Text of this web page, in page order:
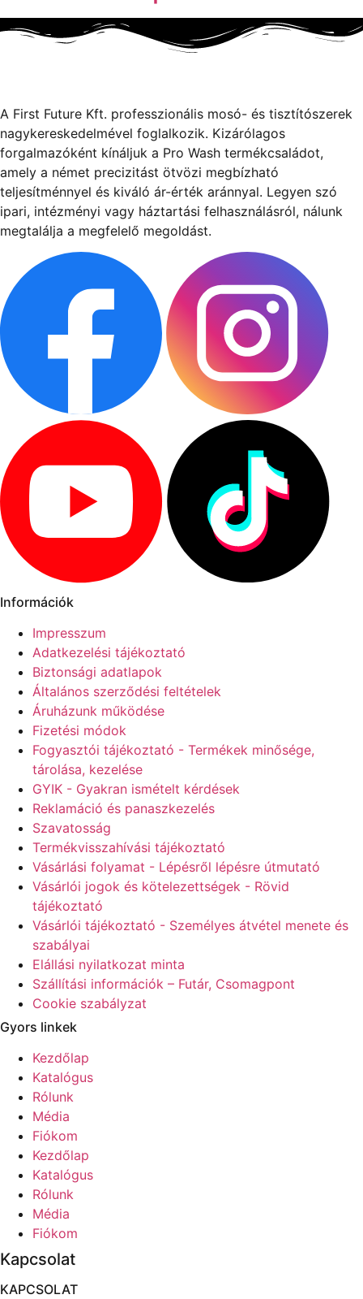
A First Future Kft. professzionális mosó- és tisztítószerek
nagykereskedelmével foglalkozik. Kizárólagos
forgalmazóként kínáljuk a Pro Wash termékcsaládot,
amely a német precizitást ötvözi megbízható
teljesítménnyel és kiváló ár-érték aránnyal. Legyen szó
ipari, intézményi vagy háztartási felhasználásról, nálunk
megtalálja a megfelelő megoldást.
Információk
Impresszum
Adatkezelési tájékoztató
Biztonsági adatlapok
Általános szerződési feltételek
Áruházunk működése
Fizetési módok
Fogyasztói tájékoztató - Termékek minősége,
tárolása, kezelése
GYIK - Gyakran ismételt kérdések
Reklamáció és panaszkezelés
Szavatosság
Termékvisszahívási tájékoztató
Vásárlási folyamat - Lépésről lépésre útmutató
Vásárlói jogok és kötelezettségek - Rövid
tájékoztató
Vásárlói tájékoztató - Személyes átvétel menete és
szabályai
Elállási nyilatkozat minta
Szállítási információk – Futár, Csomagpont
Cookie szabályzat
Gyors linkek
Kezdőlap
Katalógus
Rólunk
Média
Fiókom
Kezdőlap
Katalógus
Rólunk
Média
Fiókom
Kapcsolat
KAPCSOLAT